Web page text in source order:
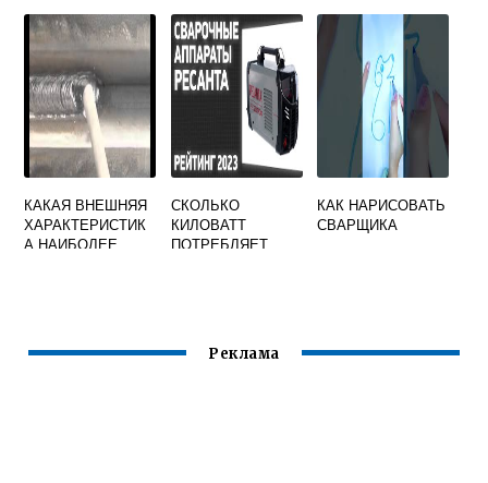
ДЕТАЛЕЙ ИЗ
МАГНИЕВЫХ
СПЛАВОВ
СВАРКИ ВЫ
ЗНАЕТЕ
КАКАЯ ВНЕШНЯЯ
ХАРАКТЕРИСТИК
А НАИБОЛЕЕ
СКОЛЬКО
КИЛОВАТТ
ПОТРЕБЛЯЕТ
КАК НАРИСОВАТЬ
СВАРЩИКА
Реклама